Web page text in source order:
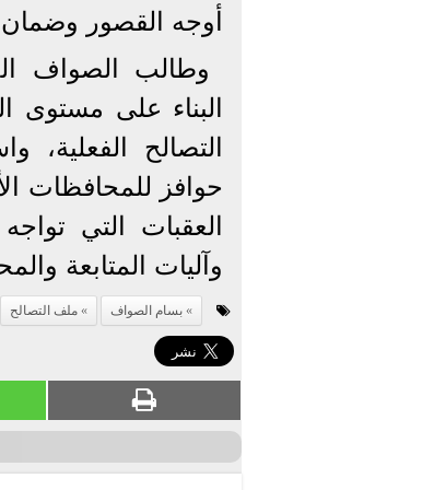
أوجه القصور وضمان
وطالب الصواف
البناء على
التصالح
حوافز للمحافظات
العقبات التي
وآليات المتابعة
بسام الصواف ملف التصالح